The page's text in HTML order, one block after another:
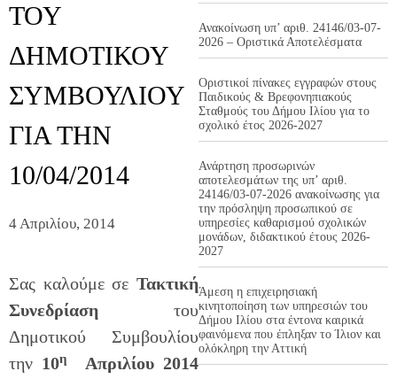
ΤΟΥ
ΔΗΜΟΤΙΚΟΥ
ΣΥΜΒΟΥΛΙΟΥ
ΓΙΑ ΤΗΝ
10/04/2014
4 Απριλίου, 2014
Σας καλούμε σε Τακτική
Συνεδρίαση του
Δημοτικού Συμβουλίου
την 10η
Απριλίου 2014
Ανακοίνωση υπ’ αριθ. 24146/03-07-
2026 – Οριστικά Αποτελέσματα
Οριστικοί πίνακες εγγραφών στους
Παιδικούς & Βρεφονηπιακούς
Σταθμούς του Δήμου Ιλίου για το
σχολικό έτος 2026-2027
Ανάρτηση προσωρινών
αποτελεσμάτων της υπ’ αριθ.
24146/03-07-2026 ανακοίνωσης για
την πρόσληψη προσωπικού σε
υπηρεσίες καθαρισμού σχολικών
μονάδων, διδακτικού έτους 2026-
2027
Άμεση η επιχειρησιακή
κινητοποίηση των υπηρεσιών του
Δήμου Ιλίου στα έντονα καιρικά
φαινόμενα που έπληξαν το Ίλιον και
ολόκληρη την Αττική